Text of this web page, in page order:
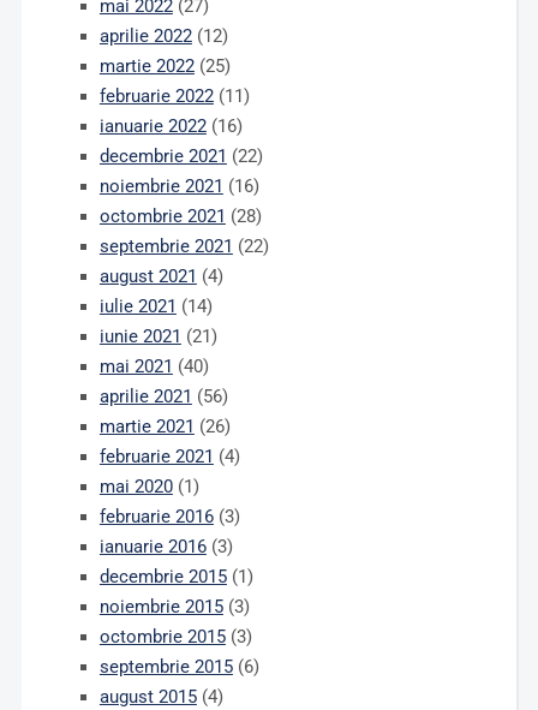
mai 2022(27)
aprilie 2022(12)
martie 2022(25)
februarie 2022(11)
ianuarie 2022(16)
decembrie 2021 (22)
noiembrie 2021 (16)
octombrie 2021 (28)
septembrie 2021 (22)
august 2021 (4)
iulie 2021 (14)
iunie 2021 (21)
mai 2021 (40)
aprilie 2021 (56)
martie 2021 (26)
februarie 2021 (4)
mai 2020(1)
februarie 2016(3)
ianuarie 2016(3)
decembrie 2015(1)
noiembrie 2015(3)
octombrie 2015(3)
septembrie 2015(6)
august 2015(4)